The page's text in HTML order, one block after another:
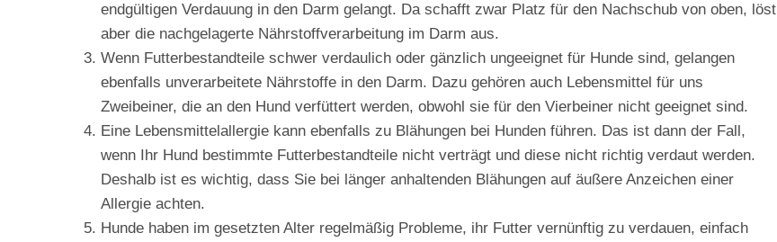
endgültigen Verdauung in den Darm gelangt. Da schafft zwar Platz für den Nachschub von oben, löst
aber die nachgelagerte Nährstoffverarbeitung im Darm aus.
Wenn Futterbestandteile schwer verdaulich oder gänzlich ungeeignet für Hunde sind, gelangen
ebenfalls unverarbeitete Nährstoffe in den Darm. Dazu gehören auch Lebensmittel für uns
Zweibeiner, die an den Hund verfüttert werden, obwohl sie für den Vierbeiner nicht geeignet sind.
Eine Lebensmittelallergie kann ebenfalls zu Blähungen bei Hunden führen. Das ist dann der Fall,
wenn Ihr Hund bestimmte Futterbestandteile nicht verträgt und diese nicht richtig verdaut werden.
Deshalb ist es wichtig, dass Sie bei länger anhaltenden Blähungen auf äußere Anzeichen einer
Allergie achten.
Hunde haben im gesetzten Alter regelmäßig Probleme, ihr Futter vernünftig zu verdauen, einfach